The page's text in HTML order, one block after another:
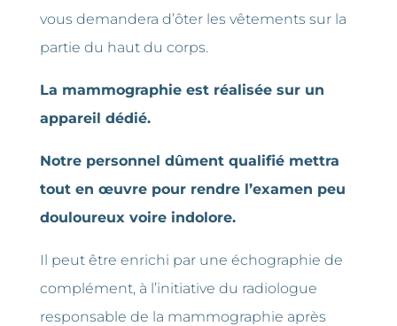
vous demandera d’ôter les vêtements sur la
partie du haut du corps.
La mammographie est réalisée sur un
appareil dédié.
Notre personnel dûment qualifié mettra
tout en œuvre pour rendrel’examen peu
douloureux voire indolore.
Il peut être enrichi par une échographie de
complément, à l’initiative du radiologue
responsable de la mammographie après